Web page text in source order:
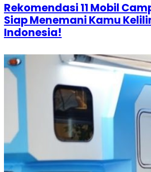
Rekomendasi 11 Mobil
Siap Menemani Kamu
Indonesia!